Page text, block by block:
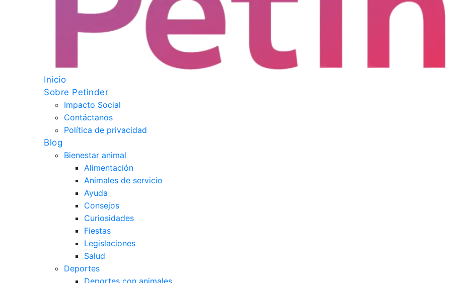
Inicio
Sobre Petinder
Impacto Social
Contáctanos
Política de privacidad
Blog
Bienestar animal
Alimentación
Animales de servicio
Ayuda
Consejos
Curiosidades
Fiestas
Legislaciones
Salud
Deportes
Deportes con animales